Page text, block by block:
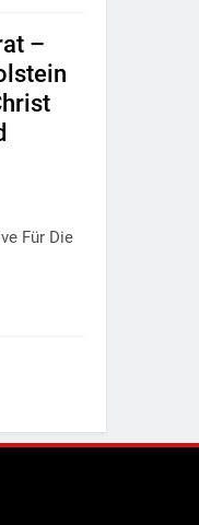
–
Für Die